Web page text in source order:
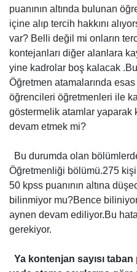
puanının altında bulunan
içine alıp tercih hakkını
var? Belli değil mi onların
kontejanları diğer alanlara
yine kadrolar boş kalacak
Öğretmen atamalarında
öğrencileri öğretmenleri ile
göstermelik atamlar yaparak
devam etmek mi?
Bu durumda olan
Öğretmenliği bölümü.275
50 kpss puanının altına
bilinmiyor mu?Bence
aynen devam ediliyor.Bu
gerekiyor.
Ya kontenjan sayısı